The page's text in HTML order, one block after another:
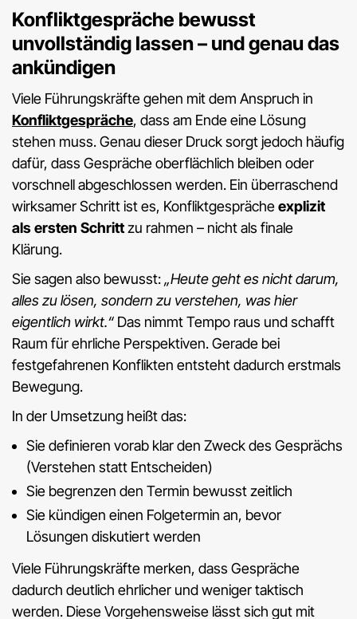
Konfliktgespräche bewusst
unvollständig lassen – und genau das
ankündigen
Viele Führungskräfte gehen mit dem Anspruch in
Konfliktgespräche, dass am Ende eine Lösung
stehen muss. Genau dieser Druck sorgt jedoch häufig
dafür, dass Gespräche oberflächlich bleiben oder
vorschnell abgeschlossen werden. Ein überraschend
wirksamer Schritt ist es, Konfliktgesprächeexplizit
als ersten Schrittzu rahmen – nicht als finale
Klärung.
Sie sagen also bewusst:„Heute geht es nicht darum,
alles zu lösen, sondern zu verstehen, was hier
eigentlich wirkt.“ Das nimmt Tempo raus und schafft
Raum für ehrliche Perspektiven. Gerade bei
festgefahrenen Konflikten entsteht dadurch erstmals
Bewegung.
In der Umsetzung heißt das:
Sie definieren vorab klar den Zweck des Gesprächs
(Verstehen statt Entscheiden)
Sie begrenzen den Termin bewusst zeitlich
Sie kündigen einen Folgetermin an, bevor
Lösungen diskutiert werden
Viele Führungskräfte merken, dass Gespräche
dadurch deutlich ehrlicher und weniger taktisch
werden. Diese Vorgehensweise lässt sich gut mit